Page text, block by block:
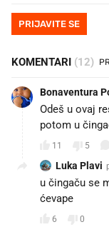
PRIJAVITE SE
KOMENTARI (12)
Bonaventura
Odeš u ovaj
potom u
11 5
Luka Plavi
u čingaču se
ćevape
6 0